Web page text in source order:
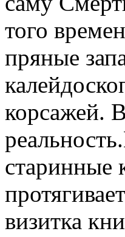
того
пряные
корсажей.
старинные
визитка